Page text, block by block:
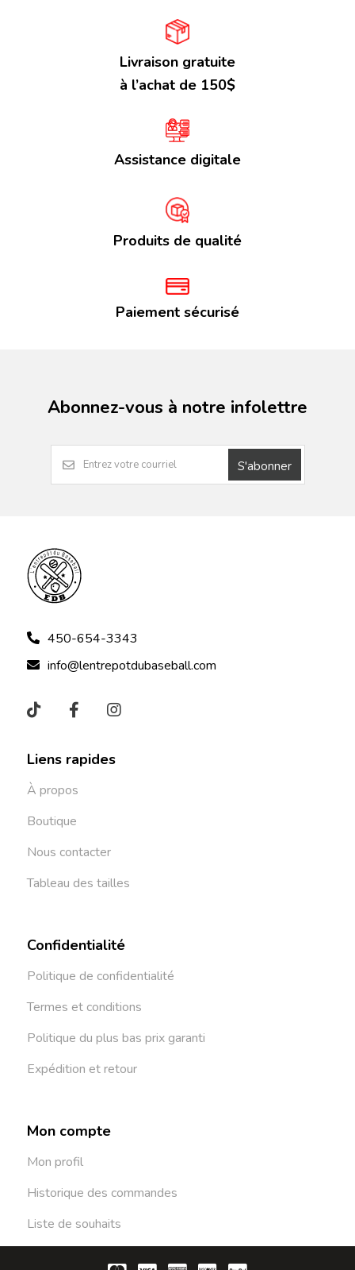
Livraison gratuite
à l’achat de 150$
Assistance digitale
Produits de qualité
Paiement sécurisé
Abonnez-vous à notre infolettre
S'abonner
450-654-3343
info@lentrepotdubaseball.com
Liens rapides
À propos
Boutique
Nous contacter
Tableau des tailles
Confidentialité
Politique de confidentialité
Termes et conditions
Politique du plus bas prix garanti
Expédition et retour
Mon compte
Mon profil
Historique des commandes
Liste de souhaits